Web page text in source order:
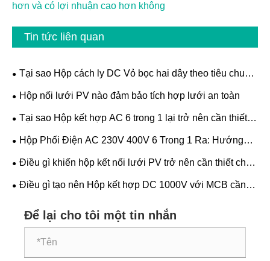
hơn và có lợi nhuận cao hơn không
Tin tức liên quan
Tại sao Hộp cách ly DC Vỏ bọc hai dây theo tiêu chuẩn
IP65 là lựa chọn phù hợp để bảo vệ hệ thống năng
Hộp nối lưới PV nào đảm bảo tích hợp lưới an toàn
Tại sao Hộp kết hợp AC 6 trong 1 lại trở nên cần thiết
cho hệ thống điện năng lượng mặt trời hiện đại
Hộp Phối Điện AC 230V 400V 6 Trong 1 Ra: Hướng
Dẫn Chọn Chìa Khóa
Điều gì khiến hộp kết nối lưới PV trở nên cần thiết cho
hệ thống năng lượng mặt trời
Điều gì tạo nên Hộp kết hợp DC 1000V với MCB cần
Để lại cho tôi một tin nhắn